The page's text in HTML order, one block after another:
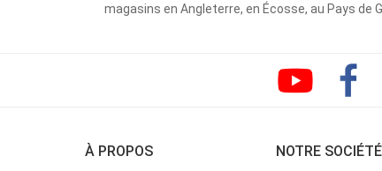
magasins en Angleterre, en Écosse, au Pays de
À PROPOS NOTRE SOCIÉTÉ